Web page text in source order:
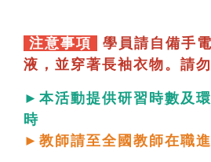
注意事項
學員請自備手
液，並穿著長袖衣物。請
►本活動提供研習時數及
時
►教師請至全國教師在職